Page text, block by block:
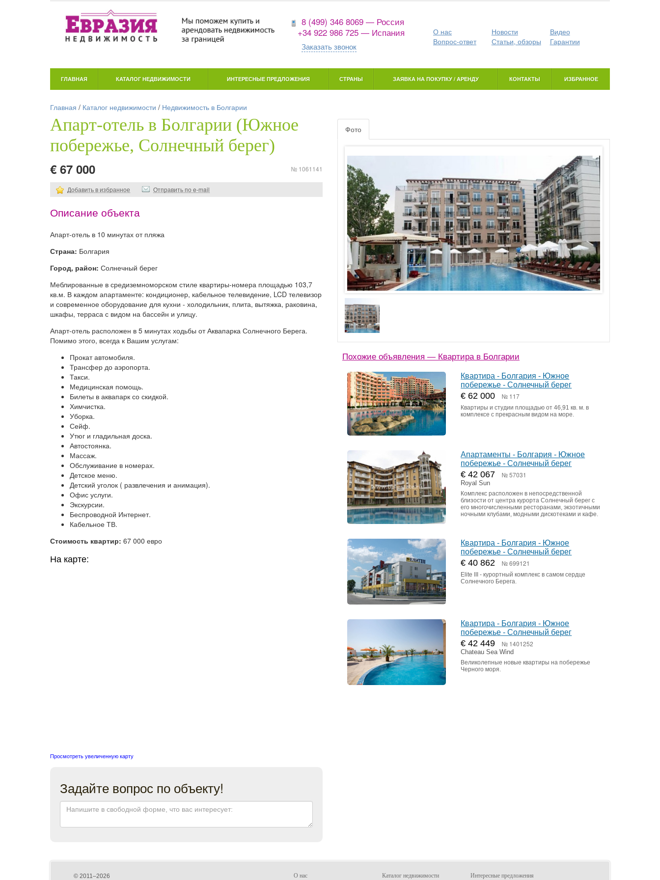
8 (499) 346 8069 — Россия
+34 922 986 725 — Испания
Заказать звонок
О нас Новости
Видео
Вопрос-ответ
Статьи, обзоры Гарантии
ГЛАВНАЯ КАТАЛОГ НЕДВИЖИМОСТИ ИНТЕРЕСНЫЕ ПРЕДЛОЖЕНИЯ СТРАНЫ ЗАЯВКА НА ПОКУПКУ / АРЕНДУ КОНТАКТЫ ИЗБРАННОЕ
Главная / Каталог недвижимости / Недвижимость в Болгарии
Апарт-отель в Болгарии (Южное
побережье, Солнечный берег)
€ 67 000 № 1061141
Добавить в избранное Отправить по e-mail
Описание объекта
Апарт-отель в 10 минутах от пляжа
Страна: Болгария
Город, район: Солнечный берег
Меблированные в средиземноморском стиле квартиры-номера площадью 103,7
кв.м. В каждом апартаменте: кондиционер, кабельное телевидение, LCD телевизор
и современное оборудование для кухни - холодильник, плита, вытяжка, раковина,
шкафы, терраса с видом на бассейн и улицу.
Апарт-отель расположен в 5 минутах ходьбы от Аквапарка Солнечного Берега.
Помимо этого, всегда к Вашим услугам:
Прокат автомобиля.
Трансфер до аэропорта.
Такси.
Медицинская помощь.
Билеты в аквапарк со скидкой.
Химчистка.
Уборка.
Сейф.
Утюг и гладильная доска.
Автостоянка.
Массаж.
Обслуживание в номерах.
Детское меню.
Детский уголок ( развлечения и анимация).
Офис услуги.
Экскурсии.
Беспроводной Интернет.
Кабельное ТВ.
Стоимость квартир: 67 000 евро
На карте:
Просмотреть увеличенную карту
Задайте вопрос по объекту!
Фото
Похожие объявления — Квартира в Болгарии
Квартира - Болгария - Южное
побережье - Солнечный берег
€ 62 000 № 117
Квартиры и студии площадью от 46,91 кв. м. в
комплексе с прекрасным видом на море.
Апартаменты - Болгария - Южное
побережье - Солнечный берег
€ 42 067 № 57031
Royal Sun
Комплекс расположен в непосредственной
близости от центра курорта Солнечный берег с
его многочисленными ресторанами, экзотичными
ночными клубами, модными дискотеками и кафе.
Квартира - Болгария - Южное
побережье - Солнечный берег
€ 40 862 № 699121
Elite III - курортный комплекс в самом сердце
Солнечного Берега.
Квартира - Болгария - Южное
побережье - Солнечный берег
€ 42 449 № 1401252
Chateau Sea Wind
Великолепные новые квартиры на побережье
Черного моря.
© 2011–2026 О нас Каталог недвижимости Интересные предложения